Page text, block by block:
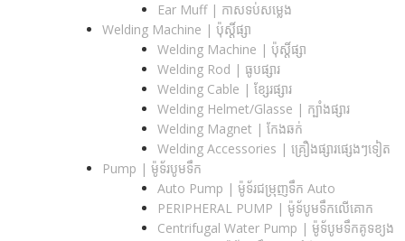
Ear Muff | កាសទប់សម្លេង
Welding Machine | ប៉ុស្តិ៍ផ្សា
Welding Machine | ប៉ុស្តិ៍ផ្សា
Welding Rod | ធូបផ្សារ
Welding Cable | ខ្សែរផ្សារ
Welding Helmet/Glasse | ក្បាំងផ្សារ
Welding Magnet | កែងឆក់
Welding Accessories | គ្រឿងផ្សារផ្សេងៗទៀត
Pump | ម៉ូទ័របូមទឹក
Auto Pump | ម៉ូទ័រជម្រុញទឹក Auto
PERIPHERAL PUMP | ម៉ូទ័បូមទឹកលើគោក
Centrifugal Water Pump | ម៉ូទ័បូមទឹកគូទខ្យង